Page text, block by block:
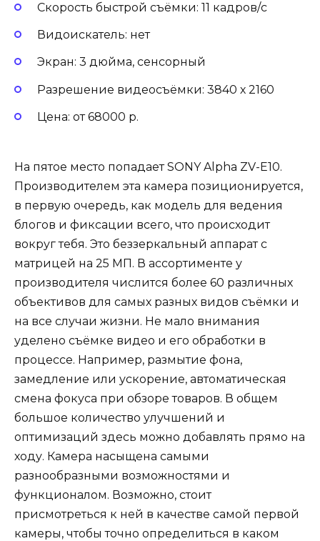
Скорость быстрой съёмки: 11 кадров/с
Видоискатель: нет
Экран: 3 дюйма, сенсорный
Разрешение видеосъёмки: 3840 х 2160
Цена: от 68000 р.
На пятое место попадает SONY Alpha ZV-E10.
Производителем эта камера позиционируется,
в первую очередь, как модель для ведения
блогов и фиксации всего, что происходит
вокруг тебя. Это беззеркальный аппарат с
матрицей на 25 МП. В ассортименте у
производителя числится более 60 различных
объективов для самых разных видов съёмки и
на все случаи жизни. Не мало внимания
уделено съёмке видео и его обработки в
процессе. Например, размытие фона,
замедление или ускорение, автоматическая
смена фокуса при обзоре товаров. В общем
большое количество улучшений и
оптимизаций здесь можно добавлять прямо на
ходу. Камера насыщена самыми
разнообразными возможностями и
функционалом. Возможно, стоит
присмотреться к ней в качестве самой первой
камеры, чтобы точно определиться в каком